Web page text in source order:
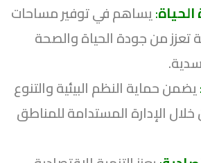
:يساهم في توفير مساحات
تعزز من جودة الحياة والصحة
:يضمن حماية النظم البيئية والتنوع
الإدارة المستدامة للمناطق